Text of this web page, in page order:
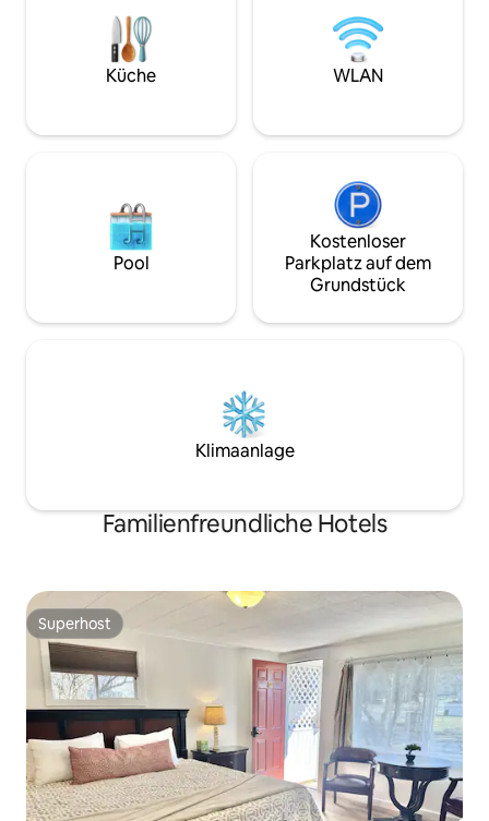
führt zu einer geräumigen Terrasse mit
Blick auf 20 Hektar mit Wanderwegen.
Terrasse mit Sitzgelegenheiten im
Freien. Wir haben auch Picknicktische,
Freundliche Haustiere sind gegen eine
Größenbegrenzung!
befinden. Die
dem Grundstück
Gebäude. Zu
Küche WLAN
Pool
Kostenloser
Parkplatz auf dem
Grundstück
Klimaanlage
Familienfreundliche Hotels
Superhost
Superhost